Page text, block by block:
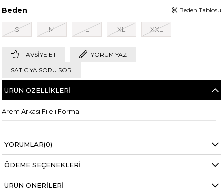
Beden
S M L XL XXL
Beden Tablosu
TAVSIYE ET YORUM YAZ
SATICIYA SORU SOR
ÜRÜN ÖZELLIKLERI
Arem Arkası Fileli Forma
YORUMLAR(0)
ÖDEME SEÇENEKLERI
ÜRÜN ÖNERILERI